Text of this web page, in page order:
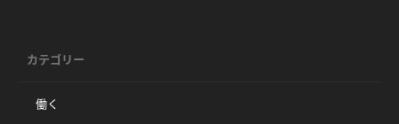
カテゴリー
働く